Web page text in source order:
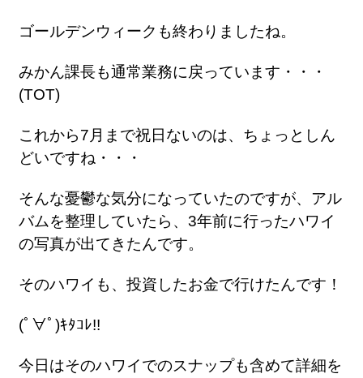
ゴールデンウィークも終わりましたね。
みかん課長も通常業務に戻っています・・・
(TOT)
これから7月まで祝日ないのは、ちょっとしん
どいですね・・・
そんな憂鬱な気分になっていたのですが、アル
バムを整理していたら、3年前に行ったハワイ
の写真が出てきたんです。
そのハワイも、投資したお金で行けたんです！
(ﾟ∀ﾟ)ｷﾀｺﾚ!!
今日はそのハワイでのスナップも含めて詳細を